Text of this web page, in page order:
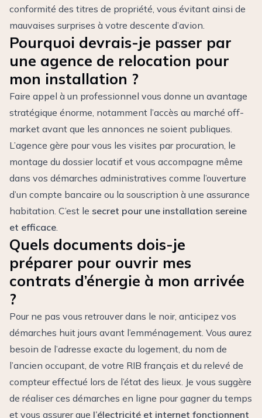
conformité des titres de propriété, vous évitant ainsi de
mauvaises surprises à votre descente d’avion.
Pourquoi devrais-je passer par
une agence de relocation pour
mon installation ?
Faire appel à un professionnel vous donne un avantage
stratégique énorme, notamment l’accès au marché off-
market avant que les annonces ne soient publiques.
L’agence gère pour vous les visites par procuration, le
montage du dossier locatif et vous accompagne même
dans vos démarches administratives comme l’ouverture
d’un compte bancaire ou la souscription à une assurance
habitation. C’est le secret pour une installation sereine
et efficace.
Quels documents dois-je
préparer pour ouvrir mes
contrats d’énergie à mon arrivée
?
Pour ne pas vous retrouver dans le noir, anticipez vos
démarches huit jours avant l’emménagement. Vous aurez
besoin de l’adresse exacte du logement, du nom de
l’ancien occupant, de votre RIB français et du relevé de
compteur effectué lors de l’état des lieux. Je vous suggère
de réaliser ces démarches en ligne pour gagner du temps
et vous assurer que l’électricité et internet fonctionnent